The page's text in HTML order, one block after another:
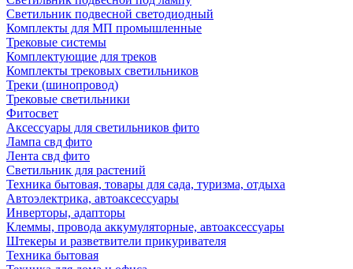
Светильник подвесной светодиодный
Комплекты для МП промышленные
Трековые системы
Комплектующие для треков
Комплекты трековых светильников
Треки (шинопровод)
Трековые светильники
Фитосвет
Аксессуары для светильников фито
Лампа свд фито
Лента свд фито
Светильник для растений
Техника бытовая, товары для сада, туризма, отдыха
Автоэлектрика, автоаксессуары
Инверторы, адапторы
Клеммы, провода аккумуляторные, автоаксессуары
Штекеры и разветвители прикуривателя
Техника бытовая